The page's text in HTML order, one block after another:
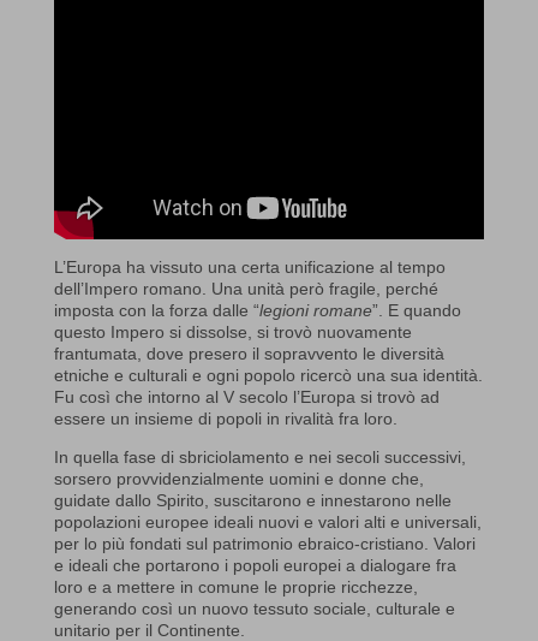
L’Europa ha vissuto una certa unificazione al tempo
dell’Impero romano. Una unità però fragile, perché
imposta con la forza dalle “legioni romane”. E quando
questo Impero si dissolse, si trovò nuovamente
frantumata, dove presero il sopravvento le diversità
etniche e culturali e ogni popolo ricercò una sua identità.
Fu così che intorno al V secolo l’Europa si trovò ad
essere un insieme di popoli in rivalità fra loro.
In quella fase di sbriciolamento e nei secoli successivi,
sorsero provvidenzialmente uomini e donne che,
guidate dallo Spirito, suscitarono e innestarono nelle
popolazioni europee ideali nuovi e valori alti e universali,
per lo più fondati sul patrimonio ebraico-cristiano. Valori
e ideali che portarono i popoli europei a dialogare fra
loro e a mettere in comune le proprie ricchezze,
generando così un nuovo tessuto sociale, culturale e
unitario per il Continente.